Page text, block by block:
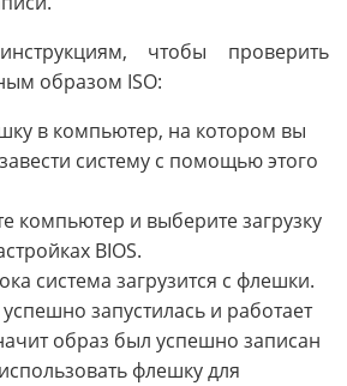
чтобы проверить
образом ISO:
в компьютер, на котором вы
систему с помощью этого
компьютер и выберите загрузку
BIOS.
система загрузится с флешки.
запустилась и работает
образ был успешно записан
флешку для